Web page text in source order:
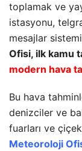
toplamak ve
istasyonu,
mesajlar
Ofisi, ilk kamu
modern hava
Bu hava
denizciler ve
fuarları ve
Meteoroloji